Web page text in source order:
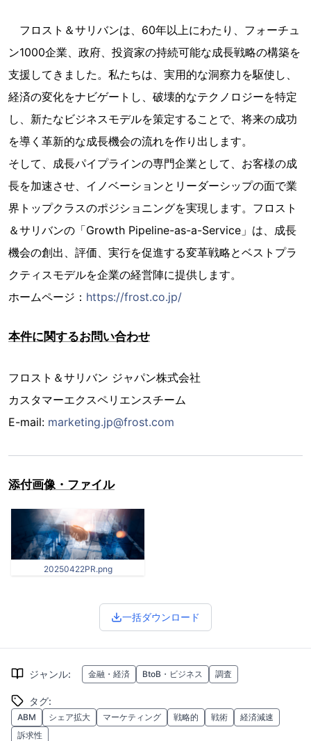
フロスト＆サリバンは、60年以上にわたり、フォーチュ
ン1000企業、政府、投資家の持続可能な成長戦略の構築を
支援してきました。私たちは、実用的な洞察力を駆使し、
経済の変化をナビゲートし、破壊的なテクノロジーを特定
し、新たなビジネスモデルを策定することで、将来の成功
を導く革新的な成長機会の流れを作り出します。
そして、成長パイプラインの専門企業として、お客様の成
長を加速させ、イノベーションとリーダーシップの面で業
界トップクラスのポジショニングを実現します。フロスト
＆サリバンの「Growth Pipeline-as-a-Service」は、成長
機会の創出、評価、実行を促進する変革戦略とベストプラ
クティスモデルを企業の経営陣に提供します。
ホームページ： https://frost.co.jp/
本件に関するお問い合わせ
フロスト＆サリバン ジャパン株式会社
カスタマーエクスペリエンスチーム
E-mail: marketing.jp@frost.com
添付画像・ファイル
20250422PR.png
一括ダウンロード
ジャンル: 金融・経済 BtoB・ビジネス 調査
タグ:
ABM シェア拡大 マーケティング 戦略的 戦術
経済減速
訴求性